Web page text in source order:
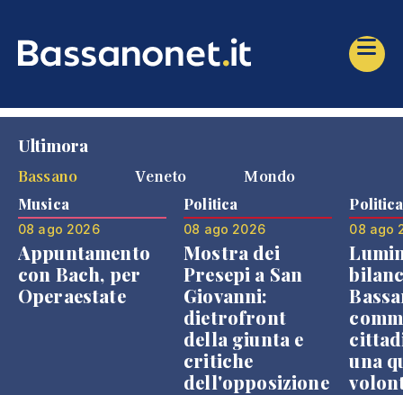
Ultimora
Bassano
Veneto Mondo
Musica
08 ago 2026
Appuntamento
con Bach, per
Operaestate
Politica
08 ago 2026
Mostra dei
Presepi a San
Giovanni:
dietrofront
della giunta e
critiche
dell'opposizione
Politica
08 ago
una